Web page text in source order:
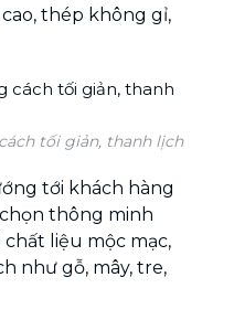
thép không gỉ,
tối giản, thanh lịch
tới khách hàng
thông minh
liệu mộc mạc,
như gỗ, mây, tre,